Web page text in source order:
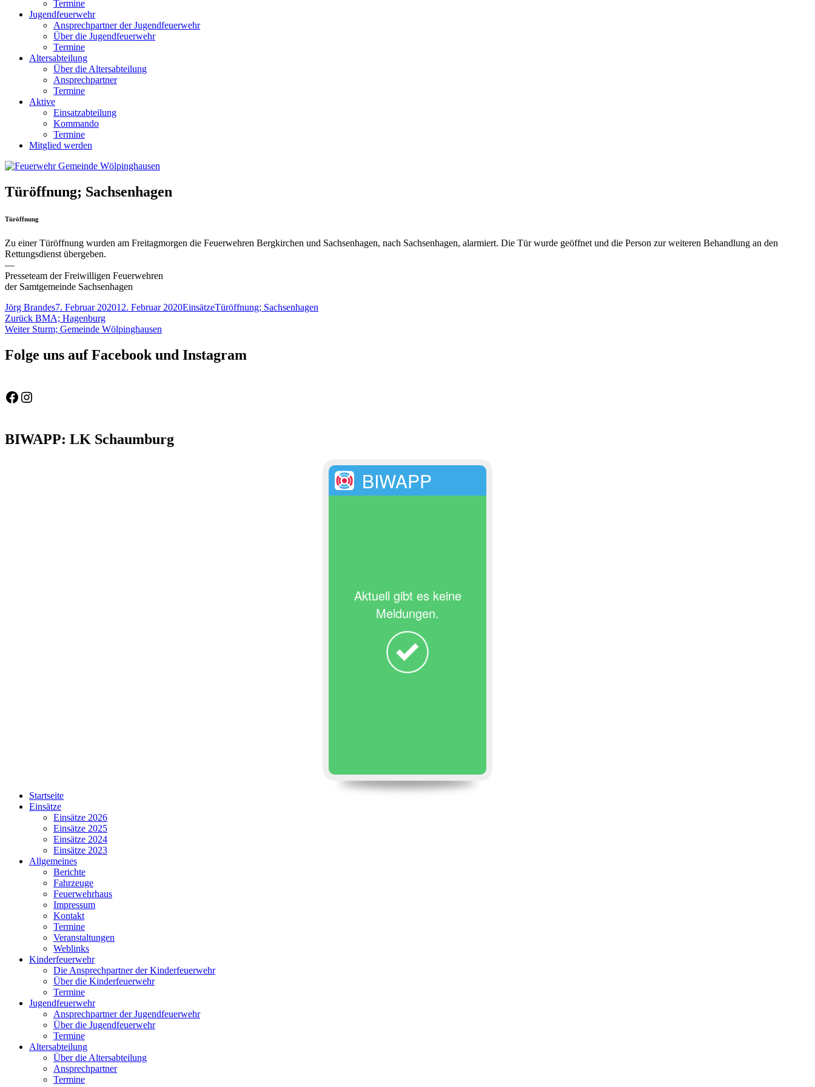
Termine
Jugendfeuerwehr
Ansprechpartner der Jugendfeuerwehr
Über die Jugendfeuerwehr
Termine
Altersabteilung
Über die Altersabteilung
Ansprechpartner
Termine
Aktive
Einsatzabteilung
Kommando
Termine
Mitglied werden
Türöffnung; Sachsenhagen
Türöffnung
Zu einer Türöffnung wurden am Freitagmorgen die Feuerwehren Bergkirchen und Sachsenhagen, nach Sachsenhagen, alarmiert. Die Tür wurde geöffnet und die Person zur weiteren Behandlung an den
Rettungsdienst übergeben.
—
Presseteam der Freiwilligen Feuerwehren
der Samtgemeinde Sachsenhagen
Autor
Jörg BrandesVeröffentlicht
am
7. Februar 202012. Februar 2020Kategorien
EinsätzeSchlagwörter
Türöffnung; Sachsenhagen
Beitragsnavigation
Zurück Vorheriger
Beitrag:
BMA; Hagenburg
Weiter Nächster
Sturm; Gemeinde Wölpinghausen
Folge uns auf Facebook und Instagram
Feuerwehr Gemeinde Wölpinghausen
fw_gemeinde_woelpinghausen
BIWAPP: LK Schaumburg
BIWAPP
Aktuell gibt es keine
Meldungen.
Startseite
Einsätze
Einsätze 2026
Einsätze 2025
Einsätze 2024
Einsätze 2023
Allgemeines
Berichte
Fahrzeuge
Feuerwehrhaus
Impressum
Kontakt
Termine
Veranstaltungen
Weblinks
Kinderfeuerwehr
Die Ansprechpartner der Kinderfeuerwehr
Über die Kinderfeuerwehr
Termine
Jugendfeuerwehr
Ansprechpartner der Jugendfeuerwehr
Über die Jugendfeuerwehr
Termine
Altersabteilung
Über die Altersabteilung
Ansprechpartner
Termine